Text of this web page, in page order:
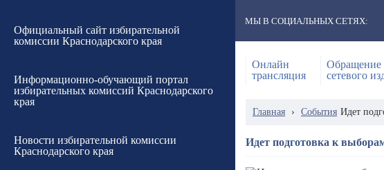
Официальный сайт избирательной
комиссии Краснодарского края
Информационно-обучающий портал
избирательных комиссий Краснодарского
края
Новости избирательной комиссии
Краснодарского края
МЫ В СОЦИАЛЬНЫХ СЕТЯХ:
Онлайн
трансляция
Обращение
сетевого
Главная › События Идет
Идет подготовка к